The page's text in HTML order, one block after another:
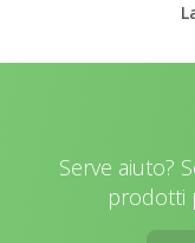
Serve aiuto?
prodotti